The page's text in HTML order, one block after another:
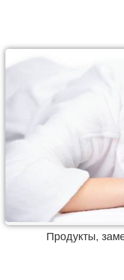
Продукты,